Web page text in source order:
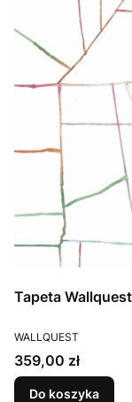
Tapeta
PRODUCENT
WALLQUEST
Cena
359,00 zł
Do koszyka